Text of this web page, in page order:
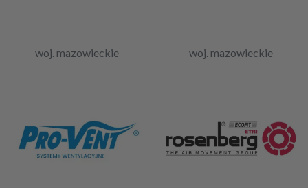
woj. mazowieckie woj. mazowieckie